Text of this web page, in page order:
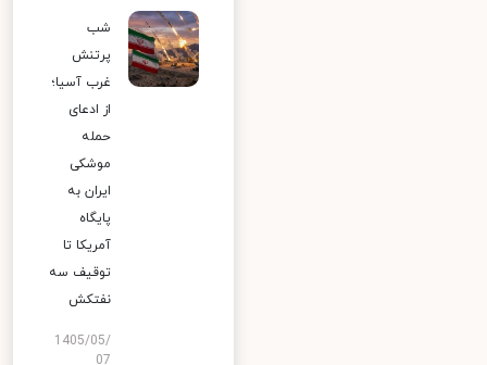
شب
پرتنش
غرب آسیا؛
از ادعای
حمله
موشکی
ایران به
پایگاه
آمریکا تا
توقیف سه
نفتکش
1405/05/
07